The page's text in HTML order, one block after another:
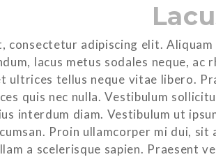
consectetur adipiscing elit.
lacus metus sodales neque,
ultrices tellus neque vitae libero.
quis nec nulla. Vestibulum
interdum diam. Vestibulum ut
Proin ullamcorper mi dui,
a scelerisque sapien. Praesent